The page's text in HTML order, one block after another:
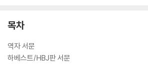
목차
역자 서문
하베스트/HBJ판 서문